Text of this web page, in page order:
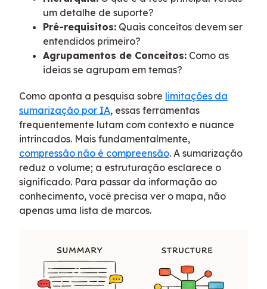
um detalhe de suporte?
Pré-requisitos: Quais conceitos devem ser
entendidos primeiro?
Agrupamentos de Conceitos: Como as
ideias se agrupam em temas?
Como aponta a pesquisa sobre limitações da
sumarização por IA, essas ferramentas
frequentemente lutam com contexto e nuance
intrincados. Mais fundamentalmente,
compressão não é compreensão. A sumarização
reduz o volume; a estruturação esclarece o
significado. Para passar da informação ao
conhecimento, você precisa ver o mapa, não
apenas uma lista de marcos.